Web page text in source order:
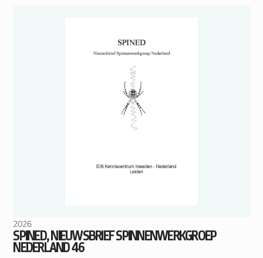
2026
SPINED, NIEUWSBRIEF SPINNENWERKGROEP
NEDERLAND 46